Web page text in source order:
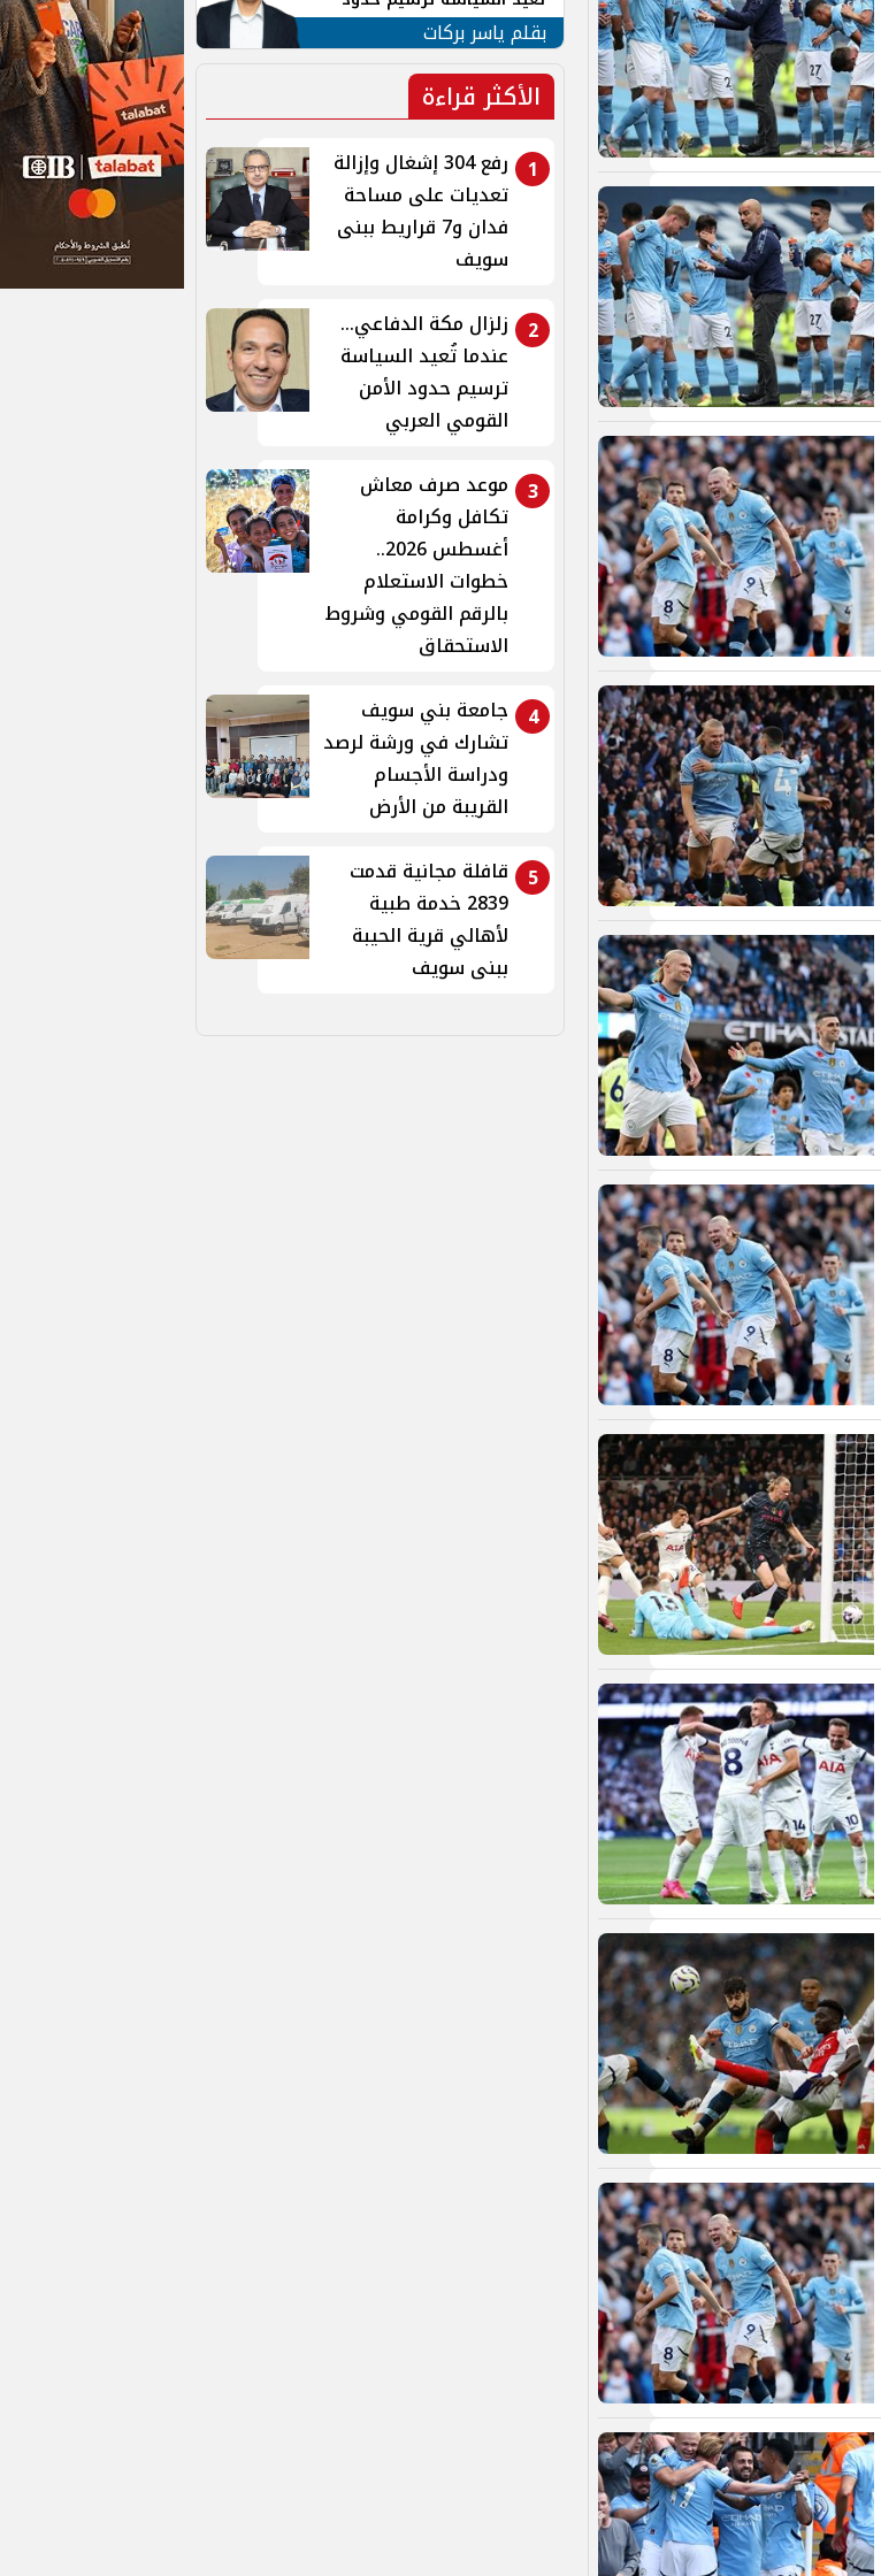
الأمن القومي العربي
بقلم ياسر بركات
الأكثر قراءة
1
رفع 304 إشغال وإزالة
تعديات على مساحة
فدان و7 قراريط ببنى
سويف
2
زلزال مكة الدفاعي...
عندما تُعيد السياسة
ترسيم حدود الأمن
القومي العربي
3 موعد صرف معاش
تكافل وكرامة
أغسطس 2026..
خطوات الاستعلام
بالرقم القومي وشروط
الاستحقاق
4
جامعة بني سويف
تشارك في ورشة لرصد
ودراسة الأجسام
القريبة من الأرض
5
قافلة مجانية قدمت
2839 خدمة طبية
لأهالي قرية الحيبة
ببنى سويف